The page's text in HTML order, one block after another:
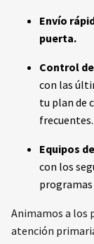
Envío
puerta.
Control
con las
tu plan de
frecuentes.
Equipos
con los
Animamos a los
atención